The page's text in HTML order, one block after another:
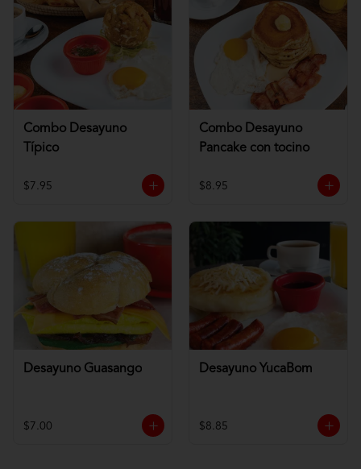
Combo Desayuno
Típico
$7.95
Combo Desayuno
Pancake con tocino
$8.95
Desayuno Guasango
$7.00
Desayuno YucaBom
$8.85